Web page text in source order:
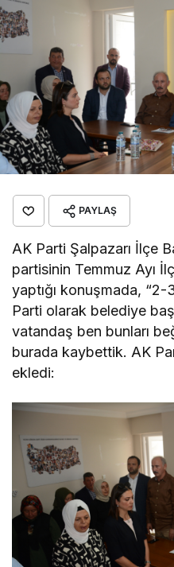
PAYLAŞ
AK Parti Şalpazarı İlçe
partisinin Temmuz Ayı
yaptığı konuşmada,
Parti olarak belediye
vatandaş ben bunları
burada kaybettik. AK
ekledi: